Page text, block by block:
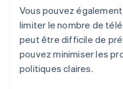
Vous pouvez
limiter le nombre de
peut être difficile de
pouvez minimiser les
politiques claires.